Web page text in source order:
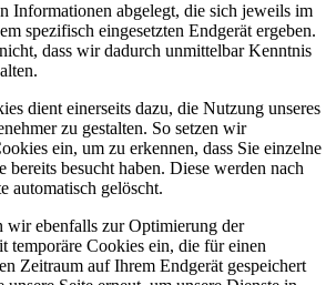
Informationen abgelegt, die sich jeweils im
spezifisch eingesetzten Endgerät ergeben.
dass wir dadurch unmittelbar Kenntnis
dient einerseits dazu, die Nutzung unseres
zu gestalten. So setzen wir
ein, um zu erkennen, dass Sie einzelne
bereits besucht haben. Diese werden nach
automatisch gelöscht.
wir ebenfalls zur Optimierung der
temporäre Cookies ein, die für einen
Zeitraum auf Ihrem Endgerät gespeichert